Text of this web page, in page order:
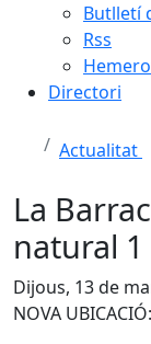
Butlletí
Rss
Directori
Actualitat
La
natural 1
Dijous, 13 de
NOVA